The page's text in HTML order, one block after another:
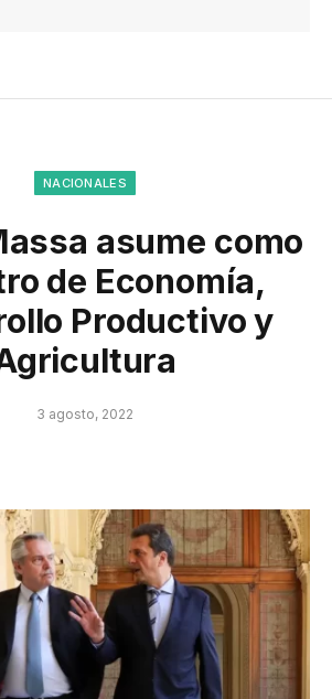
NACIONALES
asume como
de Economía,
Productivo y
3 agosto, 2022